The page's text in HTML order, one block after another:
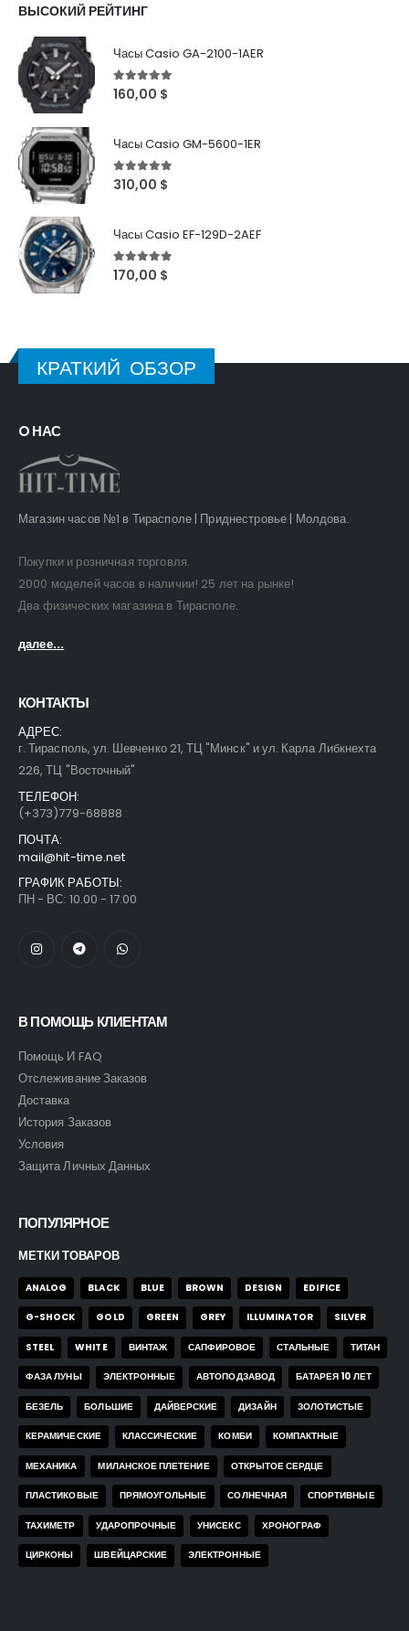
ВЫСОКИЙ РЕЙТИНГ
Часы Casio GA-2100-1AER
5out of 5
160,00 $
Часы Casio GM-5600-1ER
5out of 5
310,00 $
Часы Casio EF-129D-2AEF
5out of 5
170,00 $
КРАТКИЙ ОБЗОР
O НАС
Магазин часов №1 в Тирасполе | Приднестровье | Молдова.
Покупки и розничная торговля.
2000 моделей часов в наличии! 25 лет на рынке!
Два физических магазина в Тирасполе.
далее...
КОНТАКТЫ
АДРЕС:
г. Тирасполь, ул. Шевченко 21, ТЦ "Минск" и ул. Карла Либкнехта
226, ТЦ "Восточный"
ТЕЛЕФОН:
(+373)779-68888
ПОЧТА:
mail@hit-time.net
ГРАФИК РАБОТЫ:
ПН - ВС: 10.00 - 17.00
В ПОМОЩЬ КЛИЕНТАМ
Помощь И FAQ
Отслеживание Заказов
Доставка
История Заказов
Условия
Защита Личных Данных
ПОПУЛЯРНОЕ
МЕТКИ ТОВАРОВ
ANALOG BLACK BLUE BROWN DESIGN EDIFICE
G-SHOCK GOLD GREEN GREY ILLUMINATOR SILVER
STEEL WHITE ВИНТАЖ САПФИРОВОЕ СТАЛЬНЫЕ ТИТАН
ФАЗА ЛУНЫ ЭЛЕКТРОННЫЕ АВТОПОДЗАВОД БАТАРЕЯ 10 ЛЕТ
БЕЗЕЛЬ БОЛЬШИЕ ДАЙВЕРСКИЕ ДИЗАЙН ЗОЛОТИСТЫЕ
КЕРАМИЧЕСКИЕ КЛАССИЧЕСКИЕ КОМБИ КОМПАКТНЫЕ
МЕХАНИКА МИЛАНСКОЕ ПЛЕТЕНИЕ ОТКРЫТОЕ СЕРДЦЕ
ПЛАСТИКОВЫЕ ПРЯМОУГОЛЬНЫЕ СОЛНЕЧНАЯ СПОРТИВНЫЕ
ТАХИМЕТР УДАРОПРОЧНЫЕ УНИСЕКС ХРОНОГРАФ
ЦИРКОНЫ ШВЕЙЦАРСКИЕ ЭЛЕКТРОННЫЕ